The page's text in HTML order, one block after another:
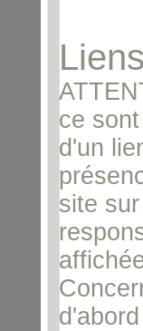
ce
d'un
site
d'abord